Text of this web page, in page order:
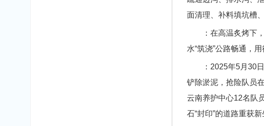
面清理、补料填坑槽
：在高温炙烤下，
水“筑浇”公路畅通，
：2025年5月30日
铲除淤泥，抢险队员
云南养护中心12名队
石“封印”的道路重获新